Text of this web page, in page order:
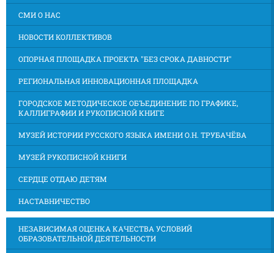
СМИ О НАС
НОВОСТИ КОЛЛЕКТИВОВ
ОПОРНАЯ ПЛОЩАДКА ПРОЕКТА "БЕЗ СРОКА ДАВНОСТИ"
РЕГИОНАЛЬНАЯ ИННОВАЦИОННАЯ ПЛОЩАДКА
ГОРОДСКОЕ МЕТОДИЧЕСКОЕ ОБЪЕДИНЕНИЕ ПО ГРАФИКЕ,
КАЛЛИГРАФИИ И РУКОПИСНОЙ КНИГЕ
МУЗЕЙ ИСТОРИИ РУССКОГО ЯЗЫКА ИМЕНИ О.Н. ТРУБАЧЁВА
МУЗЕЙ РУКОПИСНОЙ КНИГИ
СЕРДЦЕ ОТДАЮ ДЕТЯМ
НАСТАВНИЧЕСТВО
НЕЗАВИСИМАЯ ОЦЕНКА КАЧЕСТВА УСЛОВИЙ
ОБРАЗОВАТЕЛЬНОЙ ДЕЯТЕЛЬНОСТИ